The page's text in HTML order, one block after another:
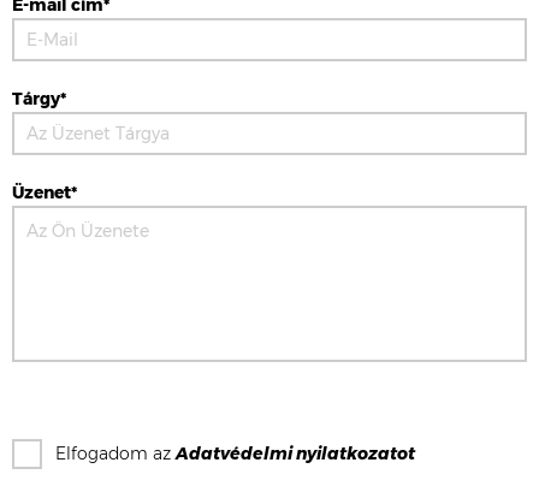
E-mail cím*
Tárgy*
Üzenet*
Elfogadom azAdatvédelmi nyilatkozatot